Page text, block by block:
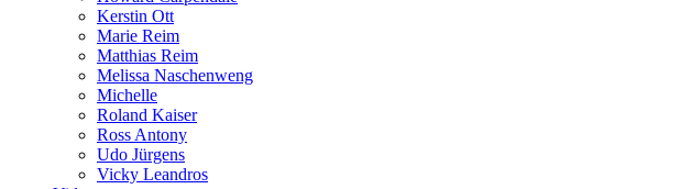
Kerstin Ott
Marie Reim
Matthias Reim
Melissa Naschenweng
Michelle
Roland Kaiser
Ross Antony
Udo Jürgens
Vicky Leandros